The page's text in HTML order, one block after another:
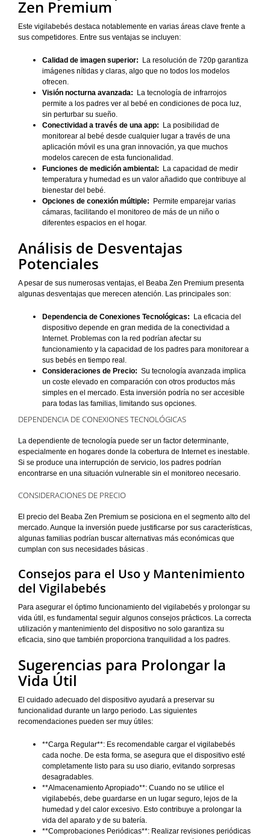
Zen Premium
Este vigilabebés destaca notablemente en varias áreas clave frente a
sus competidores. Entre sus ventajas se incluyen:
Calidad de imagen superior: La resolución de 720p garantiza
imágenes nítidas y claras, algo que no todos los modelos
ofrecen.
Visión nocturna avanzada: La tecnología de infrarrojos
permite a los padres ver al bebé en condiciones de poca luz,
sin perturbar su sueño.
Conectividad a través de una app: La posibilidad de
monitorear al bebé desde cualquier lugar a través de una
aplicación móvil es una gran innovación, ya que muchos
modelos carecen de esta funcionalidad.
Funciones de medición ambiental: La capacidad de medir
temperatura y humedad es un valor añadido que contribuye al
bienestar del bebé.
Opciones de conexión múltiple: Permite emparejar varias
cámaras, facilitando el monitoreo de más de un niño o
diferentes espacios en el hogar.
Análisis de Desventajas
Potenciales
A pesar de sus numerosas ventajas, el Beaba Zen Premium presenta
algunas desventajas que merecen atención. Las principales son:
Dependencia de Conexiones Tecnológicas: La eficacia del
dispositivo depende en gran medida de la conectividad a
Internet. Problemas con la red podrían afectar su
funcionamiento y la capacidad de los padres para monitorear a
sus bebés en tiempo real.
Consideraciones de Precio: Su tecnología avanzada implica
un coste elevado en comparación con otros productos más
simples en el mercado. Esta inversión podría no ser accesible
para todas las familias, limitando sus opciones.
DEPENDENCIA DE CONEXIONES TECNOLÓGICAS
La dependiente de tecnología puede ser un factor determinante,
especialmente en hogares donde la cobertura de Internet es inestable.
Si se produce una interrupción de servicio, los padres podrían
encontrarse en una situación vulnerable sin el monitoreo necesario.
CONSIDERACIONES DE PRECIO
El precio del Beaba Zen Premium se posiciona en el segmento alto del
mercado. Aunque la inversión puede justificarse por sus características,
algunas familias podrían buscar alternativas más económicas que
cumplan con sus necesidades básicas .
Consejos para el Uso y Mantenimiento
del Vigilabebés
Para asegurar el óptimo funcionamiento del vigilabebés y prolongar su
vida útil, es fundamental seguir algunos consejos prácticos. La correcta
utilización y mantenimiento del dispositivo no solo garantiza su
eficacia, sino que también proporciona tranquilidad a los padres.
Sugerencias para Prolongar la
Vida Útil
El cuidado adecuado del dispositivo ayudará a preservar su
funcionalidad durante un largo periodo. Las siguientes
recomendaciones pueden ser muy útiles:
**Carga Regular**: Es recomendable cargar el vigilabebés
cada noche. De esta forma, se asegura que el dispositivo esté
completamente listo para su uso diario, evitando sorpresas
desagradables.
**Almacenamiento Apropiado**: Cuando no se utilice el
vigilabebés, debe guardarse en un lugar seguro, lejos de la
humedad y del calor excesivo. Esto contribuye a prolongar la
vida del aparato y de su batería.
**Comprobaciones Periódicas**: Realizar revisiones periódicas